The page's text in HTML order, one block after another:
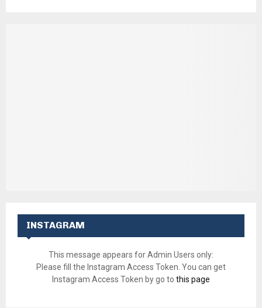
INSTAGRAM
This message appears for Admin Users only:
Please fill the Instagram Access Token. You can get
Instagram Access Token by go to this page